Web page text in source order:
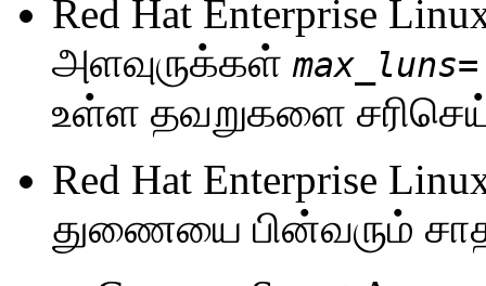
Red Hat Enterprise
அளவுருக்கள் max_luns=
உள்ள தவறுகளை
Red Hat Enterprise
துணையை பின்வரும்